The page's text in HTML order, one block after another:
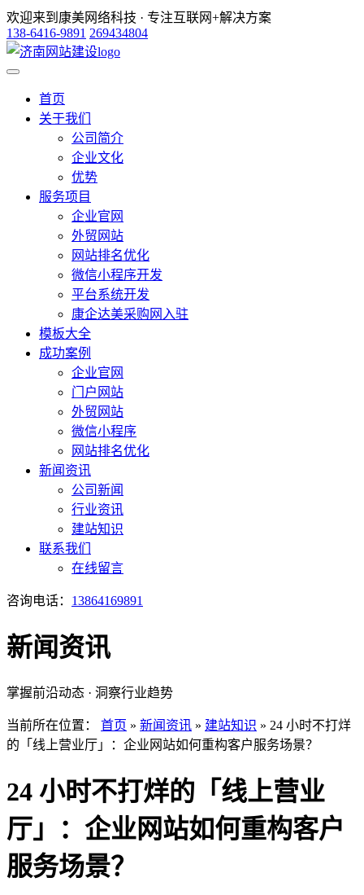
欢迎来到康美网络科技 · 专注互联网+解决方案
138-6416-9891 269434804
首页
关于我们
公司简介
企业文化
优势
服务项目
企业官网
外贸网站
网站排名优化
微信小程序开发
平台系统开发
康企达美采购网入驻
模板大全
成功案例
企业官网
门户网站
外贸网站
微信小程序
网站排名优化
新闻资讯
公司新闻
行业资讯
建站知识
联系我们
在线留言
咨询电话： 13864169891
新闻资讯
掌握前沿动态 · 洞察行业趋势
当前所在位置： 首页 » 新闻资讯 » 建站知识 » 24 小时不打烊
的「线上营业厅」：企业网站如何重构客户服务场景？
24 小时不打烊的「线上营业
厅」：企业网站如何重构客户
服务场景？